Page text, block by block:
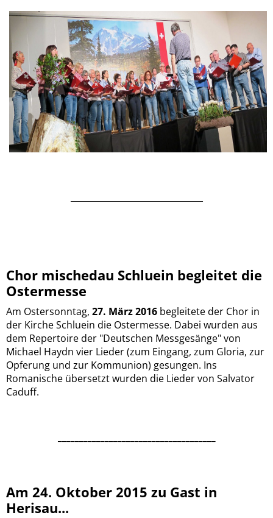
Chor mischedau Schluein begleitet die
Ostermesse
Am Ostersonntag, 27. März 2016 begleitete der Chor in
der Kirche Schluein die Ostermesse. Dabei wurden aus
dem Repertoire der "Deutschen Messgesänge" von
Michael Haydn vier Lieder (zum Eingang, zum Gloria, zur
Opferung und zur Kommunion) gesungen. Ins
Romanische übersetzt wurden die Lieder von Salvator
Caduff.
Am 24. Oktober 2015 zu Gast in
Herisau...